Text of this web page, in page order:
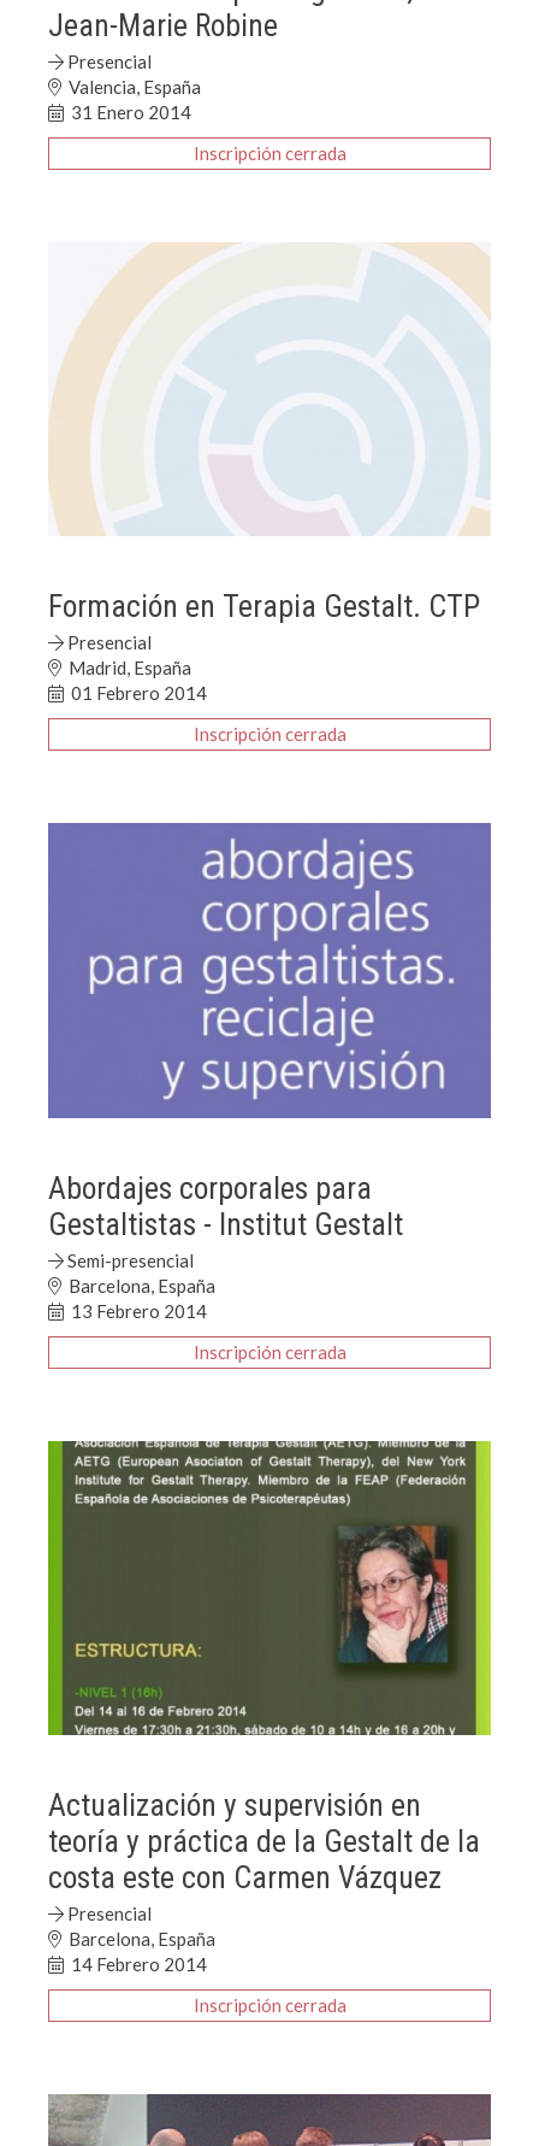
Jean-Marie Robine
Presencial
Valencia, España
31 Enero 2014
Inscripción
Formación en Terapia Gestalt. CTP
Presencial
Madrid, España
01 Febrero 2014
Inscripción
Abordajes corporales para
Gestaltistas - Institut Gestalt
Semi-presencial
Barcelona, España
13 Febrero 2014
Inscripción
Actualización y supervisión en
teoría y práctica de la Gestalt de la
costa este con Carmen Vázquez
Presencial
Barcelona, España
14 Febrero 2014
Inscripción